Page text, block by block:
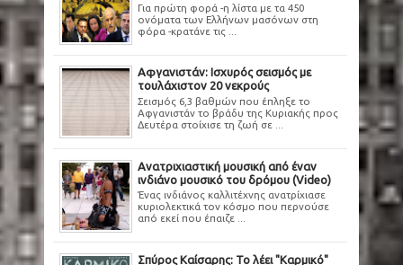
Για πρώτη φορά -η λίστα με τα 450
ονόματα των Ελλήνων μασόνων στη
φόρα -κρατάνε τις ...
Αφγανιστάν: Ισχυρός σεισμός με
τουλάχιστον 20 νεκρούς
Σεισμός 6,3 βαθμών που έπληξε το
Αφγανιστάν το βράδυ της Κυριακής προς
Δευτέρα στοίχισε τη ζωή σε ...
Ανατριχιαστική μουσική από έναν
ινδιάνο μουσικό του δρόμου (Video)
Ένας ινδιάνος καλλιτέχνης ανατρίχιασε
κυριολεκτικά τον κόσμο που περνούσε
από εκεί που έπαιζε ...
Σπύρος Καίσαρης: Το λέει "Καρμικό"